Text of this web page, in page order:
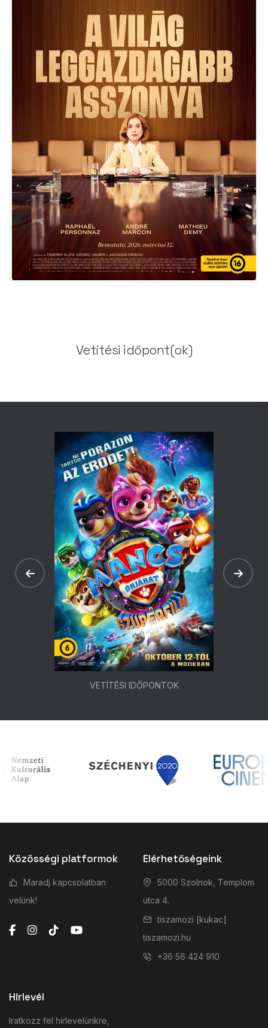
Vetítési időpont(ok)
VETÍTÉSI IDŐPONTOK
Közösségi platformok
Maradj kapcsolatban
velünk!
Elérhetőségeink
5000 Szolnok, Templom
utca 4.
tiszamozi [kukac]
tiszamozi.hu
+36 56 424 910
Hírlevél
Iratkozz fel hírlevelünkre,